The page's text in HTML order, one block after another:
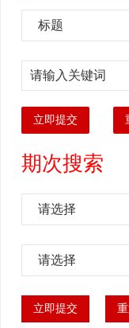
标题
立即提交
期次搜索
请选择
请选择